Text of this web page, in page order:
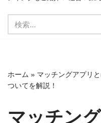
ッ
プ
ホーム » マッチングアプリ
ついてを解説！
マッチン